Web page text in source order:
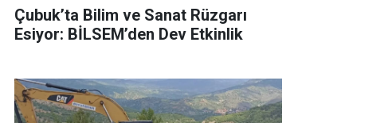
Çubuk’ta Bilim ve Sanat Rüzgarı
Esiyor: BİLSEM’den Dev Etkinlik